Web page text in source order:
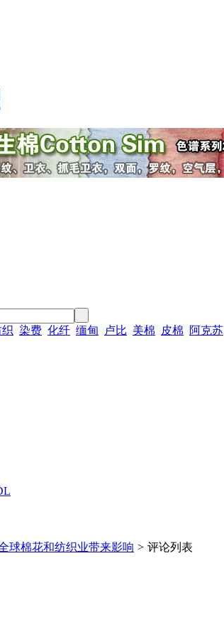
染费 化纤 缅甸 卢比 美棉 皮棉 阿克苏
球棉花和纺织业带来影响 > 评论列表